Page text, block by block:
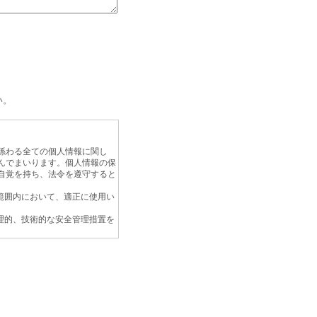
わる全ての個人情報に関し
でまいります。個人情報の保
を持ち、法令を遵守すると
内において、適正に使用い
、技術的な安全管理措置を